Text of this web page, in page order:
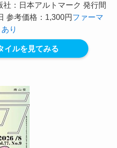
：日本アルトマーク 発行間
参考価格：1,300円ファーマ
り
イルを見てみる